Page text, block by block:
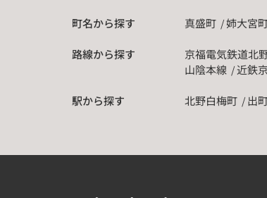
町名から探す 真盛町 姉大宮
路線から探す 京福電気鉄道北
山陰本線
近鉄
駅から探す 北野白梅町 出